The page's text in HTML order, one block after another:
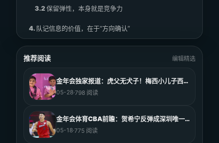
3.2保留弹性，本身就是竞争力
4.队记信息的价值，在于“方向确认”
4.1这不是“绝不会交易”
5.对球队内部的影响，往往被忽视
5.2角色定位更清晰
推荐阅读 编辑精选
金年会独家报道：虎父无犬子！梅西小儿子西罗梅西决赛双
05-28·798 阅读
金年会体育CBA前瞻：贺希宁反弹成深圳唯一救赎，广厦
05-18·775 阅读